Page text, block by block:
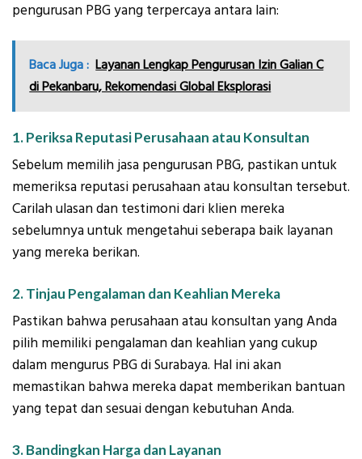
pengurusan PBG yang terpercaya antara lain:
Baca Juga : Layanan Lengkap Pengurusan Izin Galian C
di Pekanbaru, Rekomendasi Global Eksplorasi
1. Periksa Reputasi Perusahaan atau Konsultan
Sebelum memilih jasa pengurusan PBG, pastikan untuk
memeriksa reputasi perusahaan atau konsultan tersebut.
Carilah ulasan dan testimoni dari klien mereka
sebelumnya untuk mengetahui seberapa baik layanan
yang mereka berikan.
2. Tinjau Pengalaman dan Keahlian Mereka
Pastikan bahwa perusahaan atau konsultan yang Anda
pilih memiliki pengalaman dan keahlian yang cukup
dalam mengurus PBG di Surabaya. Hal ini akan
memastikan bahwa mereka dapat memberikan bantuan
yang tepat dan sesuai dengan kebutuhan Anda.
3. Bandingkan Harga dan Layanan